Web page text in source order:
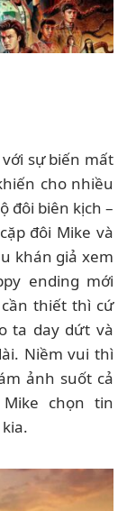
sự biến mất
cho nhiều
đôi biên kịch –
đôi Mike và
khán giả xem
ending mới
thiết thì cứ
ta day dứt và
Niềm vui thì
ảnh suốt cả
chọn tin